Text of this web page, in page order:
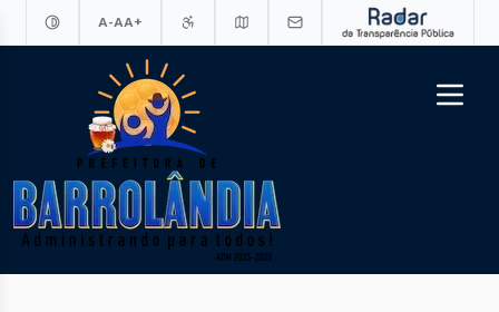
A-AA+